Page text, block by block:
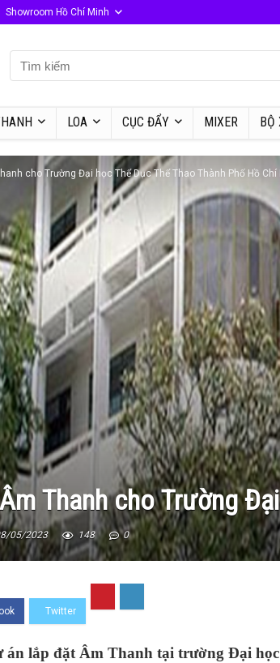
Showroom Hồ Chí Minh
LOA CỤC ĐẨY MIXER BỘ
cho Trường Đại học Thể Dục Thể Thao Thành Phố Hồ Chí
Thanh cho Trường
05/2023 148 0
án lắp đặt Âm Thanh tại trường Đại